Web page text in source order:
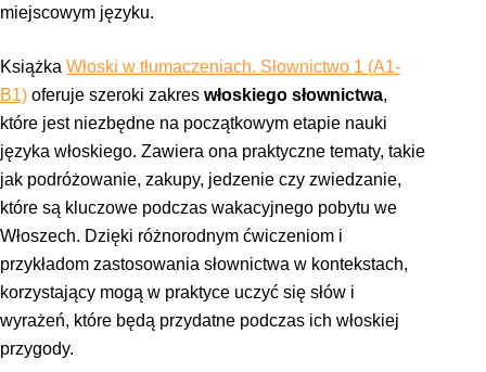
miejscowym języku.
Książka Włoski w tłumaczeniach. Słownictwo 1 (A1-
B1) oferuje szeroki zakres włoskiego słownictwa,
które jest niezbędne na początkowym etapie nauki
języka włoskiego. Zawiera ona praktyczne tematy, takie
jak podróżowanie, zakupy, jedzenie czy zwiedzanie,
które są kluczowe podczas wakacyjnego pobytu we
Włoszech. Dzięki różnorodnym ćwiczeniom i
przykładom zastosowania słownictwa w kontekstach,
korzystający mogą w praktyce uczyć się słów i
wyrażeń, które będą przydatne podczas ich włoskiej
przygody.